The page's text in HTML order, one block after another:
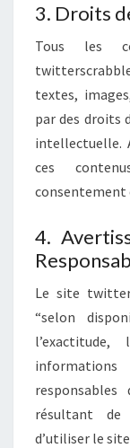
3. Droits
Tous les
textes,
par des droits
intellectuelle.
ces
consentement
4.
Le site
“selon
résultant de
d’utiliser le